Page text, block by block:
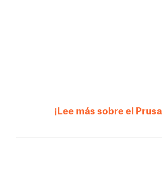
¡Lee más sobre el